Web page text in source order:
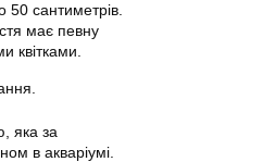
сантиметрів.
має певну
квітками.
яка за
в акваріумі.